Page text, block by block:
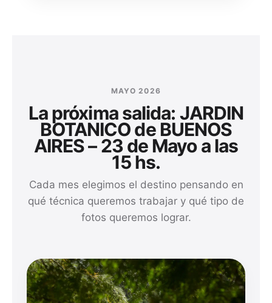
MAYO 2026
La próxima salida: JARDIN
BOTANICO de BUENOS
AIRES – 23 de Mayo a las
15 hs.
Cada mes elegimos el destino pensando en
qué técnica queremos trabajar y qué tipo de
fotos queremos lograr.